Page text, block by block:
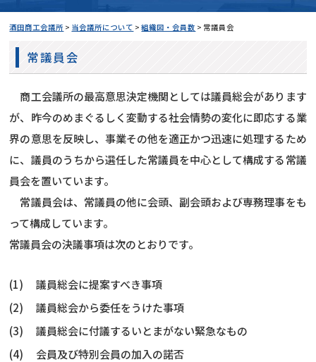
酒田商工会議所 > 当会議所について >組織図・会員数 > 常議員会
常議員会
商工会議所の最高意思決定機関としては議員総会があります
が、昨今のめまぐるしく変動する社会情勢の変化に即応する業
界の意思を反映し、事業その他を適正かつ迅速に処理するため
に、議員のうちから選任した常議員を中心として構成する常議
員会を置いています。
常議員会は、常議員の他に会頭、副会頭および専務理事をも
って構成しています。
常議員会の決議事項は次のとおりです。
議員総会に提案すべき事項
議員総会から委任をうけた事項
議員総会に付議するいとまがない緊急なもの
会員及び特別会員の加入の諾否